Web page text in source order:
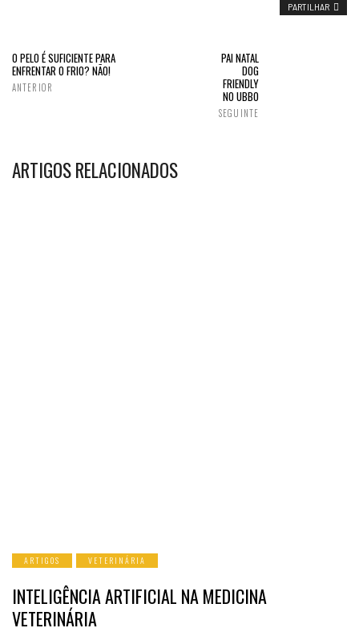
PARTILHAR
O PELO É SUFICIENTE PARA
ENFRENTAR O FRIO? NÃO!
ANTERIOR
PAI NATAL
DOG
FRIENDLY
NO UBBO
SEGUINTE
ARTIGOS RELACIONADOS
ARTIGOS VETERINÁRIA
INTELIGÊNCIA ARTIFICIAL NA MEDICINA
VETERINÁRIA